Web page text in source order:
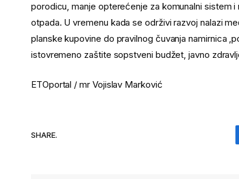
porodicu, manje opterećenje za komunalni sistem
otpada. U vremenu kada se održivi razvoj nalazi
planske kupovine do pravilnog čuvanja namirnica
istovremeno zaštite sopstveni budžet, javno
ETOportal / mr Vojislav Marković
SHARE.